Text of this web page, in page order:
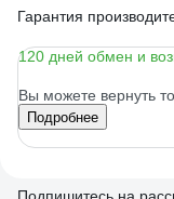
Гарантия
120 дней обмен и
Вы можете вернуть
Подробнее